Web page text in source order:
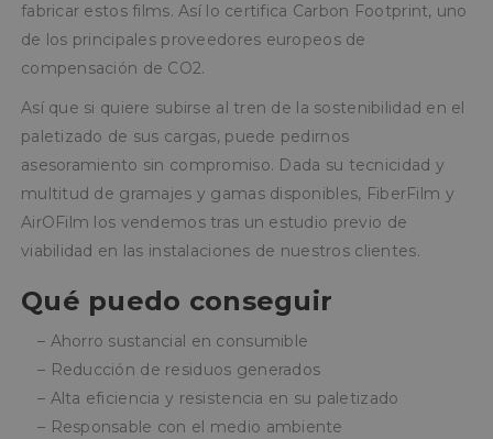
fabricar estos films. Así lo certifica Carbon Footprint, uno
de los principales proveedores europeos de
compensación de CO2.
Así que si quiere subirse al tren de la sostenibilidad en el
paletizado de sus cargas, puede pedirnos
asesoramiento sin compromiso. Dada su tecnicidad y
multitud de gramajes y gamas disponibles, FiberFilm y
AirOFilm los vendemos tras un estudio previo de
viabilidad en las instalaciones de nuestros clientes.
Qué puedo conseguir
– Ahorro sustancial en consumible
– Reducción de residuos generados
– Alta eficiencia y resistencia en su paletizado
– Responsable con el medio ambiente